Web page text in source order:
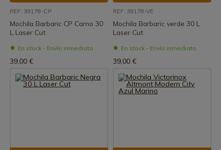
REF: 39178-CP
Mochila Barbaric CP Camo 30
L Laser Cut
En stock - Envío inmediato
39,00 €
REF: 39178-VE
Mochila Barbaric verde 30 L
Laser Cut
En stock - Envío inmediato
39,00 €